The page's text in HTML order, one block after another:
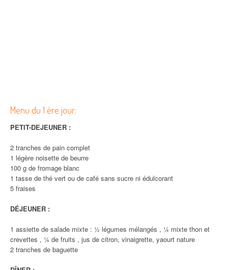
Menu du 1 ère jour:
PETIT-DEJEUNER :
2 tranches de pain complet
1 légère noisette de beurre
100 g de fromage blanc
1 tasse de thé vert ou de café sans sucre ni édulcorant
5 fraises
DÉJEUNER :
1 assiette de salade mixte : ½ légumes mélangés , ¼ mixte thon et
crevettes , ¼ de fruits , jus de citron, vinaigrette, yaourt nature
2 tranches de baguette